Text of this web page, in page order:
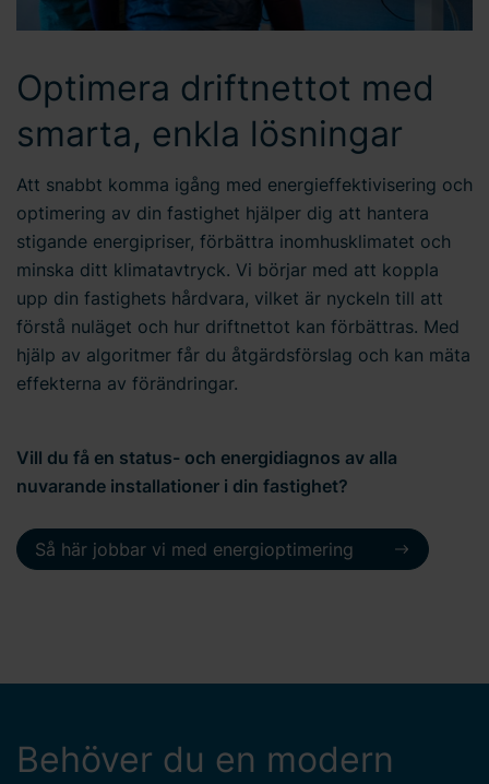
Optimera driftnettot med
smarta, enkla lösningar
Att snabbt komma igång med energieffektivisering och
optimering av din fastighet hjälper dig att hantera
stigande energipriser, förbättra inomhusklimatet och
minska ditt klimatavtryck. Vi börjar med att koppla
upp din fastighets hårdvara, vilket är nyckeln till att
förstå nuläget och hur driftnettot kan förbättras. Med
hjälp av algoritmer får du åtgärdsförslag och kan mäta
effekterna av förändringar.
Vill du få en status- och energidiagnos av alla
nuvarande installationer i din fastighet?
Så här jobbar vi med energioptimering
Behöver du en modern